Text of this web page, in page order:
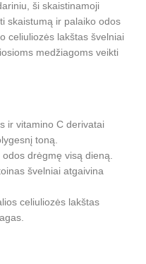
ši skaistinamoji
skaistumą ir palaiko odos
celiuliozės lakštas švelniai
medžiagoms veikti
ir vitamino C derivatai
toną.
drėgmę visą dieną.
švelniai atgaivina
celiuliozės lakštas